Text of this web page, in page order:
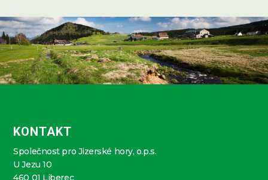
KONTAKT
Společnost pro Jizerské hory, o.p.s.
U Jezu 10
460 01 Liberec